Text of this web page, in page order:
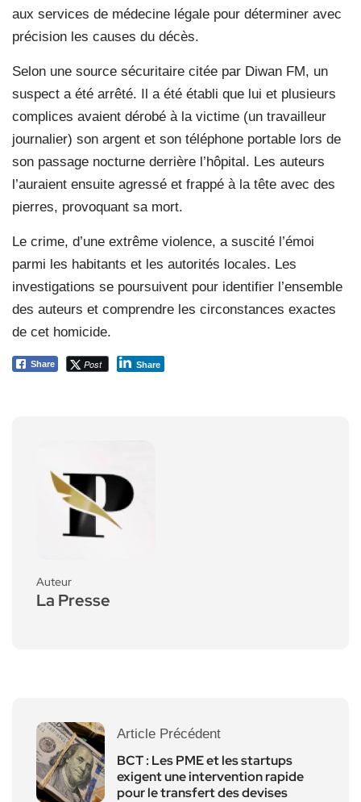
aux services de médecine légale pour déterminer avec
précision les causes du décès.
Selon une source sécuritaire citée par Diwan FM, un
suspect a été arrêté. Il a été établi que lui et plusieurs
complices avaient dérobé à la victime (un travailleur
journalier) son argent et son téléphone portable lors de
son passage nocturne derrière l’hôpital. Les auteurs
l’auraient ensuite agressé et frappé à la tête avec des
pierres, provoquant sa mort.
Le crime, d’une extrême violence, a suscité l’émoi
parmi les habitants et les autorités locales. Les
investigations se poursuivent pour identifier l’ensemble
des auteurs et comprendre les circonstances exactes
de cet homicide.
Share Post Share
Auteur
La Presse
Article Précédent
BCT : Les PME et les startups
exigent une intervention rapide
pour le transfert des devises